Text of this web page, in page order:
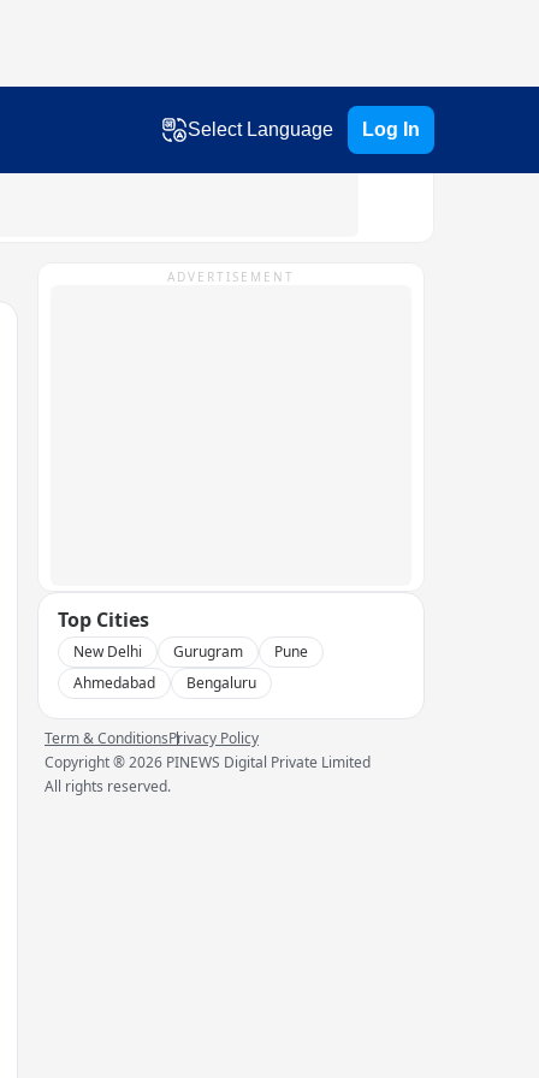
Select Language Log In
ADVERTISEMENT
Top Cities
New Delhi Gurugram
Pune
Ahmedabad
Bengaluru
Term & ConditionsPrivacy Policy
Copyright ®2026 PINEWS Digital Private Limited
All rights reserved.